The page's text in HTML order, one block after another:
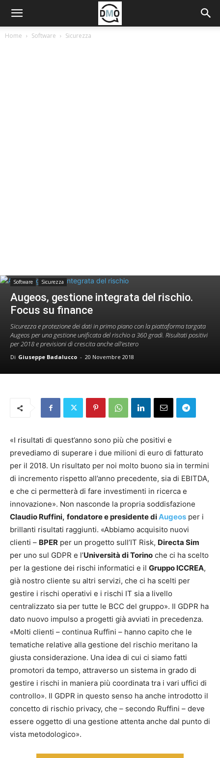
Home Software Sicurezza
Software Sicurezza
Augeos, gestione integrata del rischio.
Focus su finance
Sicurezza e protezione dei dati in primo piano con la piattaforma targata
Augeos per una gestione unificata del rischio a 360 gradi. Risultati positivi
per 2018 e previsioni di crescita anche all’estero
Di Giuseppe Badalucco - 20 Novembre 2018
«I risultati di quest’anno sono più che positivi e
prevediamo di superare i due milioni di euro di fatturato
per il 2018. Un risultato per noi molto buono sia in termini
di incremento rispetto all’anno precedente, sia di EBITDA,
e che ci permetterà di fare investimenti in ricerca e
innovazione». Non nasconde la propria soddisfazione
Claudio Ruffini, fondatore e presidente diAugeos per i
brillanti risultati raggiunti. «Abbiamo acquisito nuovi
clienti – BPER per un progetto sull’IT Risk, Directa Sim
per uno sul GDPR e l’Università di Torino che ci ha scelto
per la gestione dei rischi informatici e il Gruppo ICCREA,
già nostro cliente su altri servizi, che ci ha scelti per
gestire i rischi operativi e i rischi IT sia a livello
centralizzato sia per tutte le BCC del gruppo». Il GDPR ha
dato nuovo impulso a progetti già avviati in precedenza.
«Molti clienti – continua Ruffini – hanno capito che le
tematiche relative alla gestione del rischio meritano la
giusta considerazione. Una idea di cui ci siamo fatti
promotori da tempo, attraverso un sistema in grado di
gestire i rischi in maniera più coordinata tra i vari uffici di
controllo». Il GDPR in questo senso ha anche introdotto il
concetto di rischio privacy, che – secondo Ruffini – deve
essere oggetto di una gestione attenta anche dal punto di
vista metodologico».